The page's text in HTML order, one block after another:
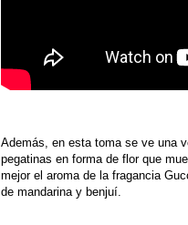
Además, en esta toma se ve una
pegatinas en forma de flor que
mejor el aroma de la fragancia
de mandarina y benjuí.